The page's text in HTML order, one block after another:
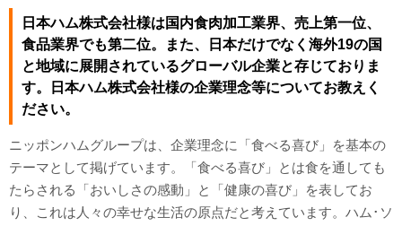
日本ハム株式会社様は国内食肉加工業界、売上第一位、
食品業界でも第二位。また、日本だけでなく海外19の国
と地域に展開されているグローバル企業と存じておりま
す。日本ハム株式会社様の企業理念等についてお教えく
ださい。
ニッポンハムグループは、企業理念に「食べる喜び」を基本の
テーマとして掲げています。「食べる喜び」とは食を通しても
たらされる「おいしさの感動」と「健康の喜び」を表してお
り、これは人々の幸せな生活の原点だと考えています。ハム･ソ